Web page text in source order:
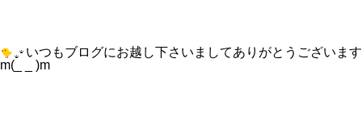
いつもブログにお越し下さいましてありがとうございます
m(_ _ )m